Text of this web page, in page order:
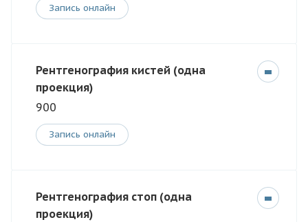
Запись онлайн
Рентгенография кистей (одна
проекция)
900
Запись онлайн
Рентгенография стоп (одна
проекция)